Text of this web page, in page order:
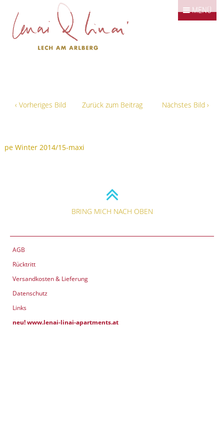
Springe zum Inhalt MENÜ
Klassiker
Kombinationen
Bildergalerie
Nächstes Bild ›
‹ Vorheriges Bild Zurück zum Beitrag
BRING MICH NACH OBEN
AGB
Rücktritt
Versandkosten & Lieferung
Datenschutz
Links
neu! www.lenai-linai-apartments.at